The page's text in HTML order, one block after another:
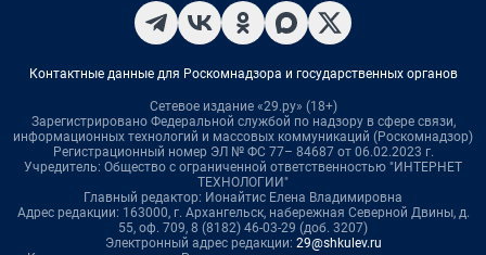
Контактные данные для Роскомнадзора и государственных органов
Сетевое издание «29.ру» (18+)
Зарегистрировано Федеральной службой по надзору в сфере связи,
информационных технологий и массовых коммуникаций (Роскомнадзор)
Регистрационный номер ЭЛ № ФС 77– 84687 от 06.02.2023 г.
Учредитель: Общество с ограниченной ответственностью "ИНТЕРНЕТ
ТЕХНОЛОГИИ"
Главный редактор: Ионайтис Елена Владимировна
Адрес редакции: 163000, г. Архангельск, набережная Северной Двины, д.
55, оф. 709, 8 (8182) 46-03-29 (доб. 3207)
Электронный адрес редакции: 29@shkulev.ru